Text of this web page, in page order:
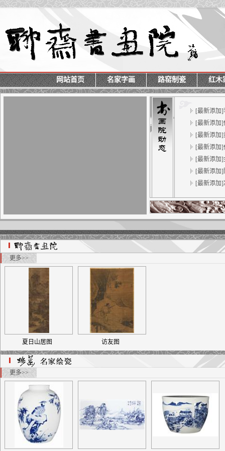
网站首页 名家字画 路窑制瓷 红木
[最新添加
[最新添加
[最新添加
[最新添加
[最新添加
[最新添加
[最新添加
更多>>
夏日山居图 访友图
更多>>